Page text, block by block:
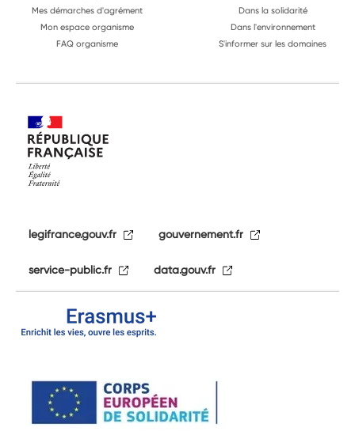
Mes démarches d'agrément
Mon espace organisme
FAQ organisme
Dans la solidarité
Dans l'environnement
S'informer sur les domaines
legifrance.gouv.fr gouvernement.fr
service-public.fr data.gouv.fr